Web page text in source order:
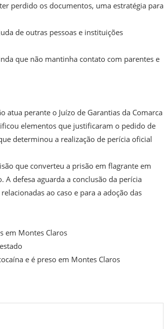
perdido os documentos, uma estratégia para
de outras pessoas e instituições
que não mantinha contato com parentes e
atua perante o Juízo de Garantias da Comarca
elementos que justificaram o pedido de
determinou a realização de perícia oficial
que converteu a prisão em flagrante em
defesa aguarda a conclusão da perícia
ao caso e para a adoção das
em Montes Claros
e é preso em Montes Claros